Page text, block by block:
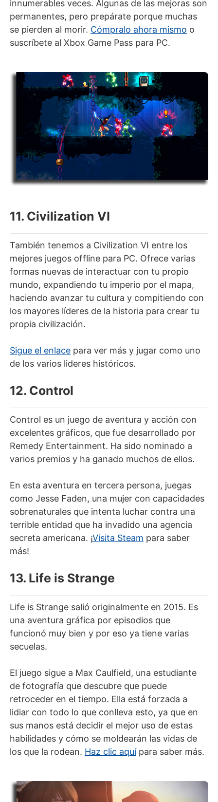
innumerables veces. Algunas de las mejoras son
permanentes, pero prepárate porque muchas
se pierden al morir. Cómpralo ahora mismo o
suscríbete al Xbox Game Pass para PC.
11. Civilization VI
También tenemos a Civilization VI entre los
mejores juegos offline para PC. Ofrece varias
formas nuevas de interactuar con tu propio
mundo, expandiendo tu imperio por el mapa,
haciendo avanzar tu cultura y compitiendo con
los mayores líderes de la historia para crear tu
propia civilización.
Sigue el enlace para ver más y jugar como uno
de los varios lideres históricos.
12. Control
Control es un juego de aventura y acción con
excelentes gráficos, que fue desarrollado por
Remedy Entertainment. Ha sido nominado a
varios premios y ha ganado muchos de ellos.
En esta aventura en tercera persona, juegas
como Jesse Faden, una mujer con capacidades
sobrenaturales que intenta luchar contra una
terrible entidad que ha invadido una agencia
secreta americana. ¡Visita Steam para saber
más!
13. Life is Strange
Life is Strange salió originalmente en 2015. Es
una aventura gráfica por episodios que
funcionó muy bien y por eso ya tiene varias
secuelas.
El juego sigue a Max Caulfield, una estudiante
de fotografía que descubre que puede
retroceder en el tiempo. Ella está forzada a
lidiar con todo lo que conlleva esto, ya que en
sus manos está decidir el mejor uso de estas
habilidades y cómo se moldearán las vidas de
los que la rodean. Haz clic aquípara saber más.